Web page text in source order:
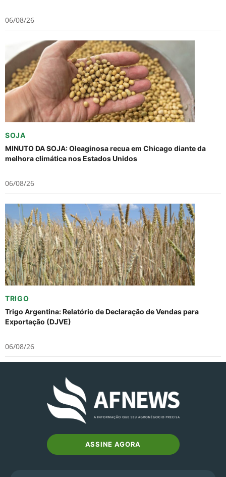
06/08/26
SOJA
MINUTO DA SOJA: Oleaginosa recua em Chicago diante da
melhora climática nos Estados Unidos
06/08/26
TRIGO
Trigo Argentina: Relatório de Declaração de Vendas para
Exportação (DJVE)
06/08/26
ASSINE AGORA